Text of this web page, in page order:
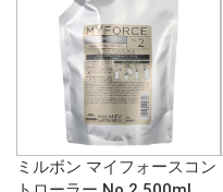
ミルボン マイフォースコン